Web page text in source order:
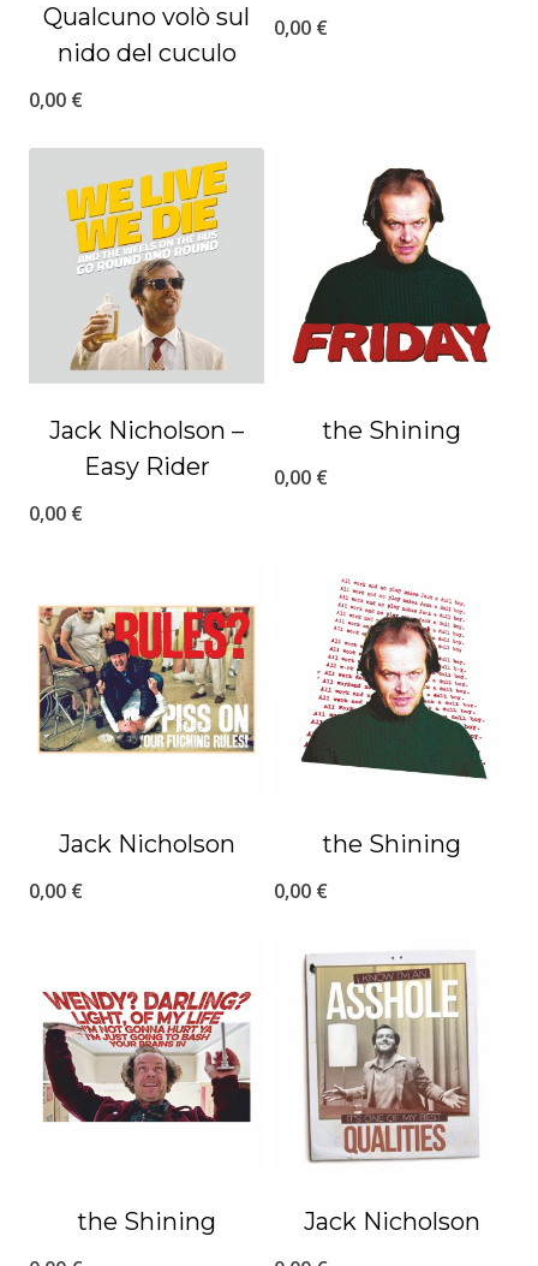
Qualcuno volò sul
nido del cuculo
0,00 €
0,00 €
Jack Nicholson –
Easy Rider
0,00 €
the Shining
0,00 €
Jack Nicholson
0,00 €
the Shining
0,00 €
the Shining Jack Nicholson